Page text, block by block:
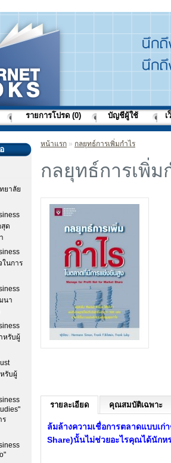
รายการโปรด (0) บัญชีผู้ใช้
ยาลัย
สุด
ในการ
นา
หรับผู้
รับผู้
ร
หน้าแรก » กลยุทธ์การเพิ่มกำไร
กลยุทธ์การเพิ่ม
รายละเอียด คุณสมบัติเฉพาะ
ล้มล้างความเชื่อการตลาดแบบเก่
Share)นั้นไม่ช่วยอะไรคุณได้นักห